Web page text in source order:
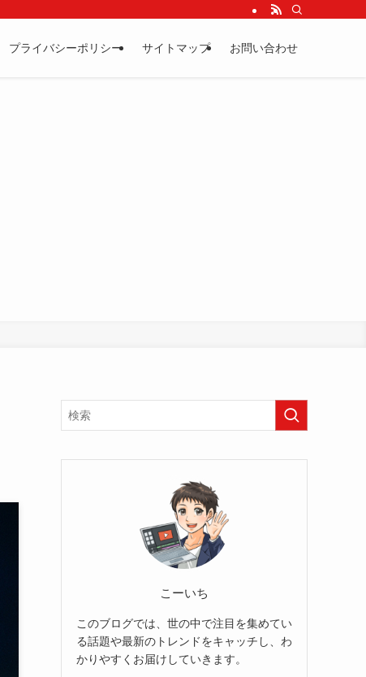
プライバシーポリシー サイトマップ お問い合わせ
こーいち
このブログでは、世の中で注目を集めてい
る話題や最新のトレンドをキャッチし、わ
かりやすくお届けしていきます。